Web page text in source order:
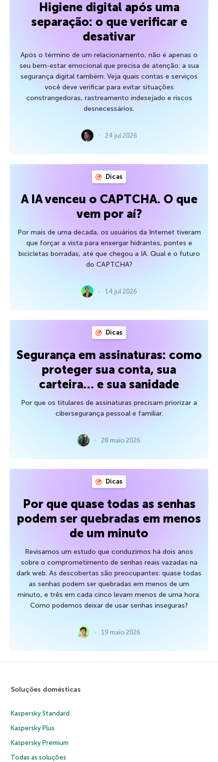
Higiene digital após uma
separação: o que verificar e
desativar
Após o término de um relacionamento, não é apenas o
seu bem-estar emocional que precisa de atenção: a sua
segurança digital também. Veja quais contas e serviços
você deve verificar para evitar situações
constrangedoras, rastreamento indesejado e riscos
desnecessários.
24 jul 2026
Dicas
A IA venceu o CAPTCHA. O que
vem por aí?
Por mais de uma década, os usuários da Internet tiveram
que forçar a vista para enxergar hidrantes, pontes e
bicicletas borradas, até que chegou a IA. Qual é o futuro
do CAPTCHA?
14 jul 2026
Dicas
Segurança em assinaturas: como
proteger sua conta, sua
carteira… e sua sanidade
Por que os titulares de assinaturas precisam priorizar a
cibersegurança pessoal e familiar.
28 maio 2026
Dicas
Por que quase todas as senhas
podem ser quebradas em menos
de um minuto
Revisamos um estudo que conduzimos há dois anos
sobre o comprometimento de senhas reais vazadas na
dark web. As descobertas são preocupantes: quase todas
as senhas podem ser quebradas em menos de um
minuto, e três em cada cinco levam menos de uma hora.
Como podemos deixar de usar senhas inseguras?
19 maio 2026
Soluções domésticas
Kaspersky Standard
Kaspersky Plus
Kaspersky Premium
Todas as soluções